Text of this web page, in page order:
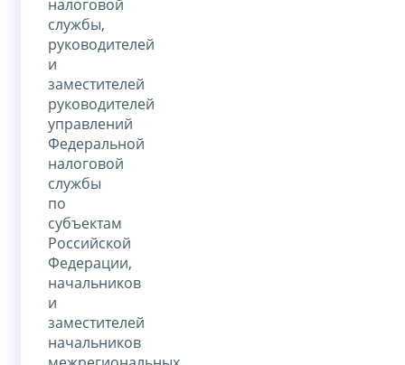
налоговой
службы,
руководителей
и
заместителей
руководителей
управлений
Федеральной
налоговой
службы
по
субъектам
Российской
Федерации,
начальников
и
заместителей
начальников